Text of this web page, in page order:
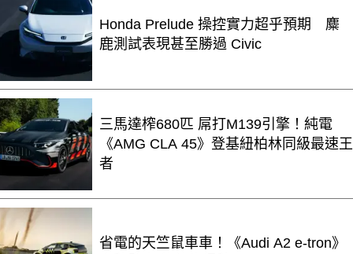
Honda Prelude 操控實力超乎預期 麋
鹿測試表現甚至勝過 Civic
三馬達榨680匹 屌打M139引擎！純電
《AMG CLA 45》登基紐柏林同級最速王
者
省電的天竺鼠車車！《Audi A2 e-tron》